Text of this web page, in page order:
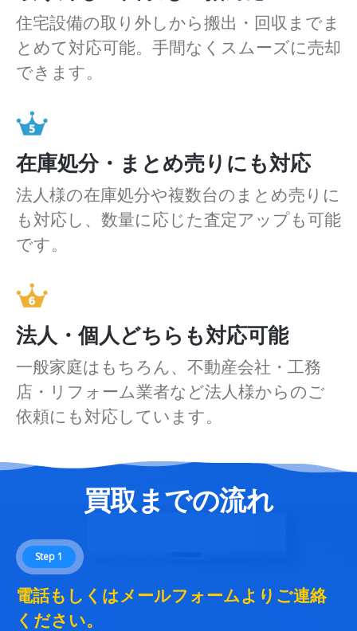
住宅設備の取り外しから搬出・回収までま
とめて対応可能。手間なくスムーズに売却
できます。
在庫処分・まとめ売りにも対応
法人様の在庫処分や複数台のまとめ売りに
も対応し、数量に応じた査定アップも可能
です。
法人・個人どちらも対応可能
一般家庭はもちろん、不動産会社・工務
店・リフォーム業者など法人様からのご
依頼にも対応しています。
買取までの流れ
Step 1
電話もしくはメールフォームよりご連絡
ください。